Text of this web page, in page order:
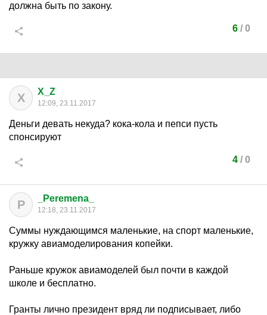
должна быть по закону.
6/ 0
X X_Z
12:09, 23.11.2017
Деньги девать некуда? кока-кола и пепси пусть
спонсируют
4/ 0
P _Peremena_
12:18, 23.11.2017
Суммы нуждающимся маленькие, на спорт маленькие,
кружку авиамоделирования копейки.
Раньше кружок авиамоделей был почти в каждой
школе и бесплатно.
Гранты лично президент вряд ли подписывает, либо